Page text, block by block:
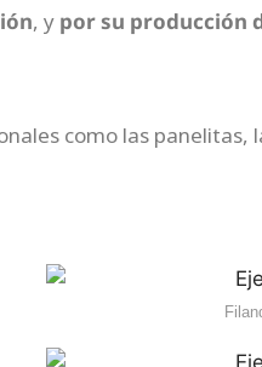
, y por su producción
como las panelitas,